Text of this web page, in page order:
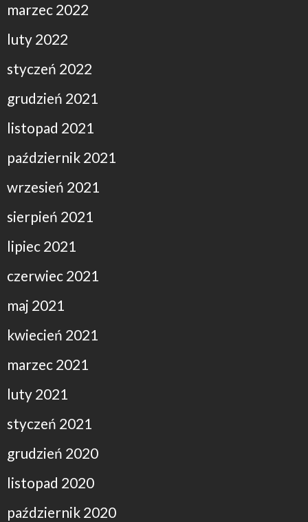
marzec 2022
luty 2022
styczeń 2022
grudzień 2021
listopad 2021
październik 2021
wrzesień 2021
sierpień 2021
lipiec 2021
czerwiec 2021
maj 2021
kwiecień 2021
marzec 2021
luty 2021
styczeń 2021
grudzień 2020
listopad 2020
październik 2020